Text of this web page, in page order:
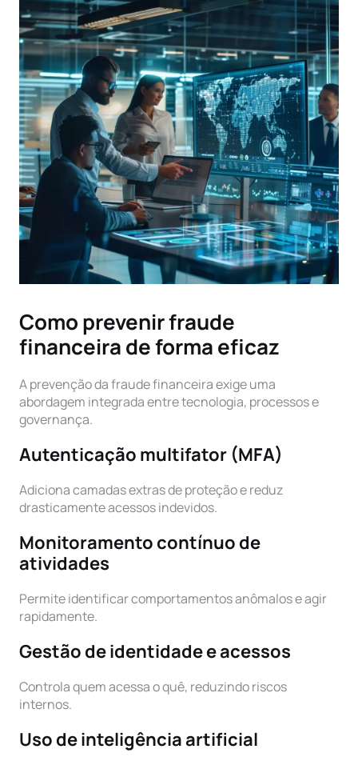
Como prevenir fraude
financeira de forma eficaz
A prevenção da fraude financeira exige uma
abordagem integrada entre tecnologia, processos e
governança.
Autenticação multifator (MFA)
Adiciona camadas extras de proteção e reduz
drasticamente acessos indevidos.
Monitoramento contínuo de
atividades
Permite identificar comportamentos anômalos e agir
rapidamente.
Gestão de identidade e acessos
Controla quem acessa o quê, reduzindo riscos
internos.
Uso de inteligência artificial